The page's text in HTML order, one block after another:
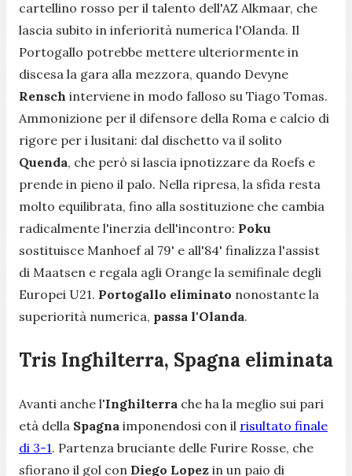
cartellino rosso per il talento dell'AZ Alkmaar, che
lascia subito in inferiorità numerica l'Olanda. Il
Portogallo potrebbe mettere ulteriormente in
discesa la gara alla mezzora, quando Devyne
Rensch interviene in modo falloso su Tiago Tomas.
Ammonizione per il difensore della Roma e calcio di
rigore per i lusitani: dal dischetto va il solito
Quenda, che però si lascia ipnotizzare da Roefs e
prende in pieno il palo. Nella ripresa, la sfida resta
molto equilibrata, fino alla sostituzione che cambia
radicalmente l'inerzia dell'incontro: Poku
sostituisce Manhoef al 79' e all'84' finalizza l'assist
di Maatsen e regala agli Orange la semifinale degli
Europei U21. Portogallo eliminato nonostante la
superiorità numerica, passa l'Olanda.
Tris Inghilterra, Spagna eliminata
Avanti anche l'Inghilterra che ha la meglio sui pari
età della Spagna imponendosi con il risultato finale
di 3-1. Partenza bruciante delle Furire Rosse, che
sfiorano il gol con Diego Lopez in un paio di